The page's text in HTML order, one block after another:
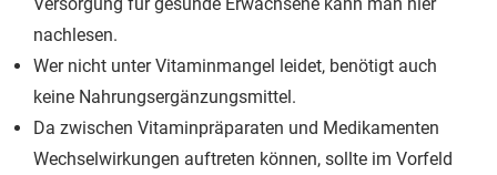
nachlesen.
Wer nicht unter Vitaminmangel leidet, benötigt auch
keine Nahrungsergänzungsmittel.
Da zwischen Vitaminpräparaten und Medikamenten
Wechselwirkungen auftreten können, sollte im Vorfeld